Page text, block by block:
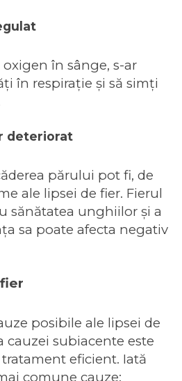
în sânge, s-ar
în respirație și să simți
deteriorat
părului pot fi, de
ale lipsei de fier. Fierul
sănătatea unghiilor și a
sa poate afecta negativ
posibile ale lipsei de
cauzei subiacente este
eficient. Iată
comune cauze: